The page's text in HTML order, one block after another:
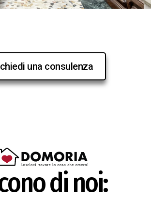
una consulenza
di noi: